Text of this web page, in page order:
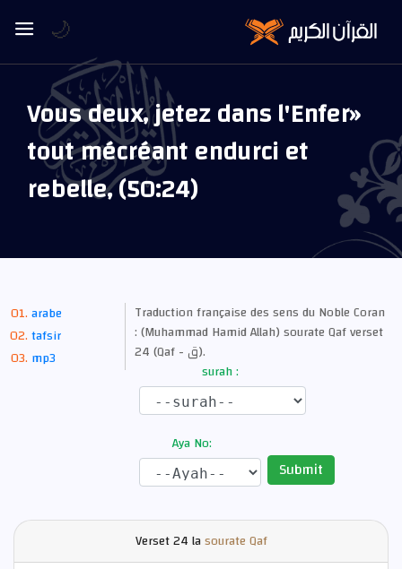
«Vous deux, jetez dans l'Enfer
tout mécréant endurci et
rebelle, (50:24)
arabe
tafsir
mp3
Traduction française des sens du Noble Coran
: (Muhammad Hamid Allah) sourate Qaf verset
24 (Qaf - ق).
surah :
Aya No:
Submit
Verset24 lasourate Qaf
🌙